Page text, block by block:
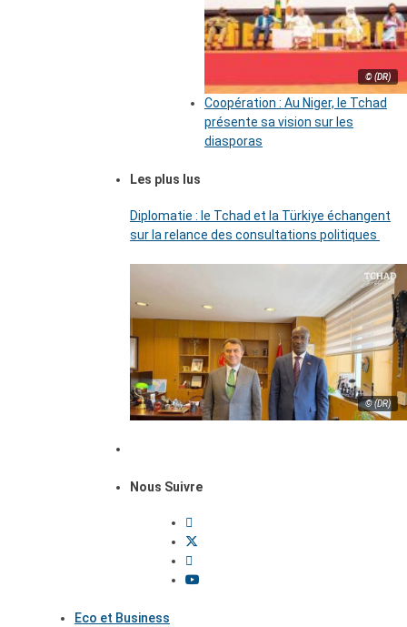
© (DR)
Coopération : Au Niger, le Tchad
présente sa vision sur les
diasporas
Les plus lus
Diplomatie : le Tchad et la Türkiye échangent
sur la relance des consultations politiques
© (DR)
Nous Suivre
Eco et Business